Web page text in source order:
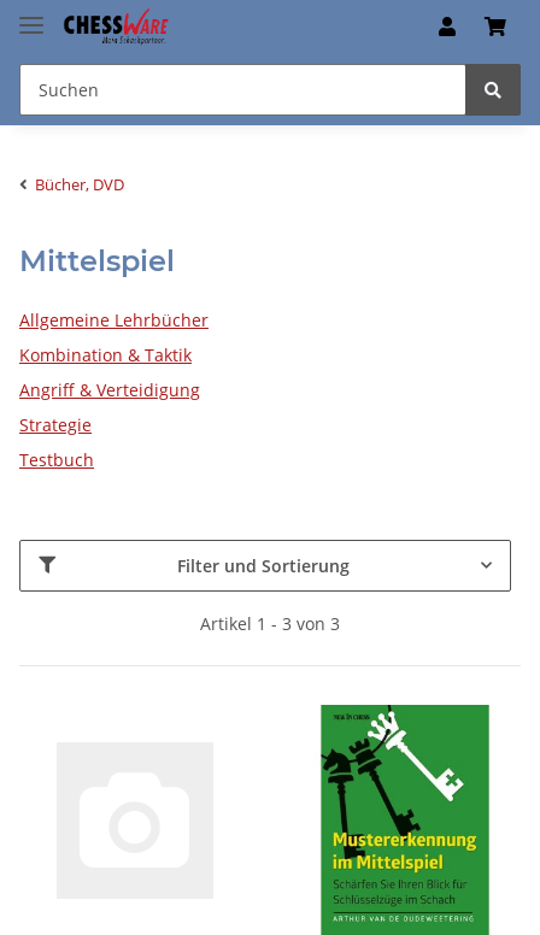
Bücher, DVD
Mittelspiel
Allgemeine Lehrbücher
Kombination & Taktik
Angriff & Verteidigung
Strategie
Testbuch
Filter und Sortierung
Artikel 1 - 3 von 3